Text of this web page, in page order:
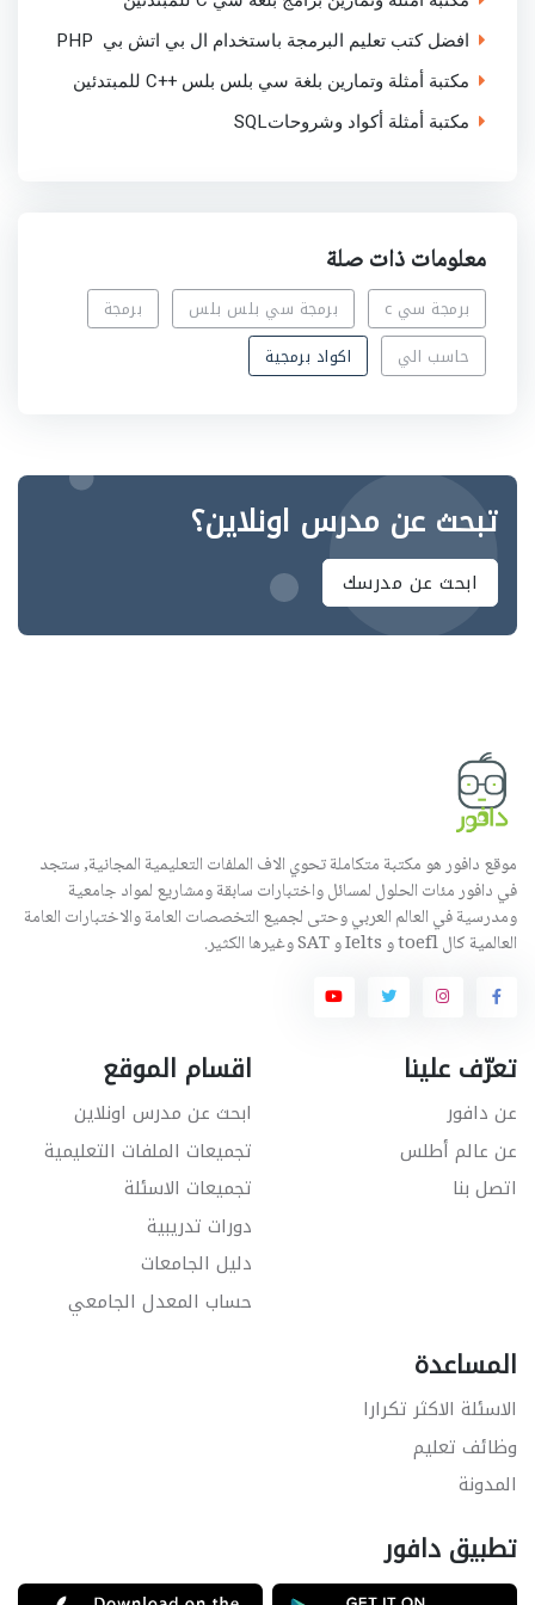
افضل كتب تعليم البرمجة باستخدام ال بي اتش بي PHP
مكتبة أمثلة وتمارين بلغة سي بلس بلس ++C للمبتدئين
مكتبة أمثلة أكواد وشروحاتSQL
معلومات ذات صلة
برمجة سي c برمجة سي بلس بلس
برمجة
حاسب الي
اكواد برمجية
تبحث عن مدرس اونلاين؟
ابحث عن مدرسك
موقع دافور هو مكتبة متكاملة تحوي الاف الملفات التعليمية المجانية, ستجد
في دافور مئات الحلول لمسائل واختبارات سابقة ومشاريع لمواد جامعية
ومدرسية في العالم العربي وحتى لجميع التخصصات العامة والاختبارات العامة
العالمية كال toefl و Ielts و SAT وغيرها الكثير.
تعرّف علينا
عن دافور
عن عالم أطلس
اتصل بنا
اقسام الموقع
ابحث عن مدرس اونلاين
تجميعات الملفات التعليمية
تجميعات الاسئلة
دورات تدريبية
دليل الجامعات
حساب المعدل الجامعي
المساعدة
الاسئلة الاكثر تكرارا
وظائف تعليم
المدونة
تطبيق دافور